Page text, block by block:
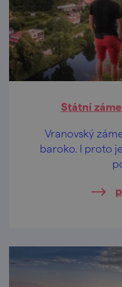
Státní
Vranovský
baroko. I proto